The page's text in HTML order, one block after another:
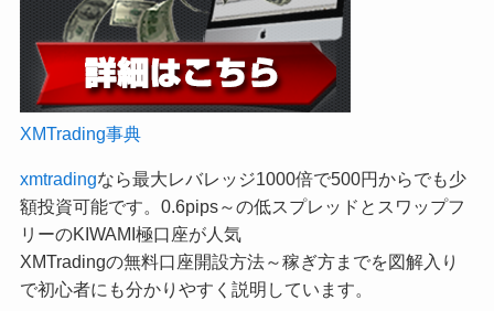
XMTrading事典
xmtradingなら最大レバレッジ1000倍で500円からでも少
額投資可能です。0.6pips～の低スプレッドとスワップフ
リーのKIWAMI極口座が人気
XMTradingの無料口座開設方法～稼ぎ方までを図解入り
で初心者にも分かりやすく説明しています。